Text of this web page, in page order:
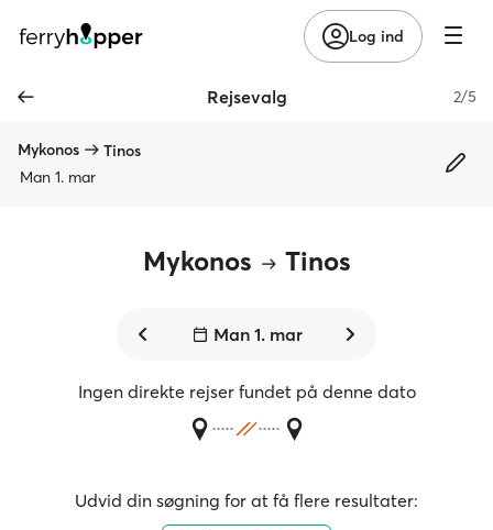
Log ind
Rejsevalg 2/5
Mykonos
Tinos
Man 1. mar
Mykonos Tinos
Man 1. mar
Ingen direkte rejser fundet på denne dato
Udvid din søgning for at få flere resultater: